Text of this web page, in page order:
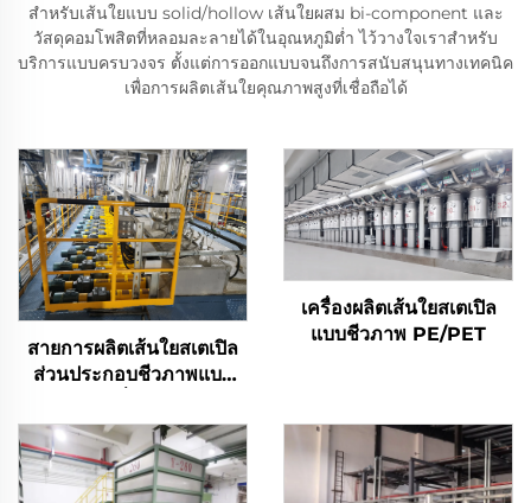
สำหรับเส้นใยแบบ solid/hollow เส้นใยผสม bi-component และ
วัสดุคอมโพสิตที่หลอมละลายได้ในอุณหภูมิต่ำ ไว้วางใจเราสำหรับ
บริการแบบครบวงจร ตั้งแต่การออกแบบจนถึงการสนับสนุนทางเทคนิค
เพื่อการผลิตเส้นใยคุณภาพสูงที่เชื่อถือได้
สายการผลิตเส้นใยสเตเปิล
ส่วนประกอบชีวภาพแบบ
เครื่องทำเส้นใยสเตเปิลแบบ
ผสม
เครื่องผลิตเส้นใยสเตเปิล
แบบชีวภาพ PE/PET